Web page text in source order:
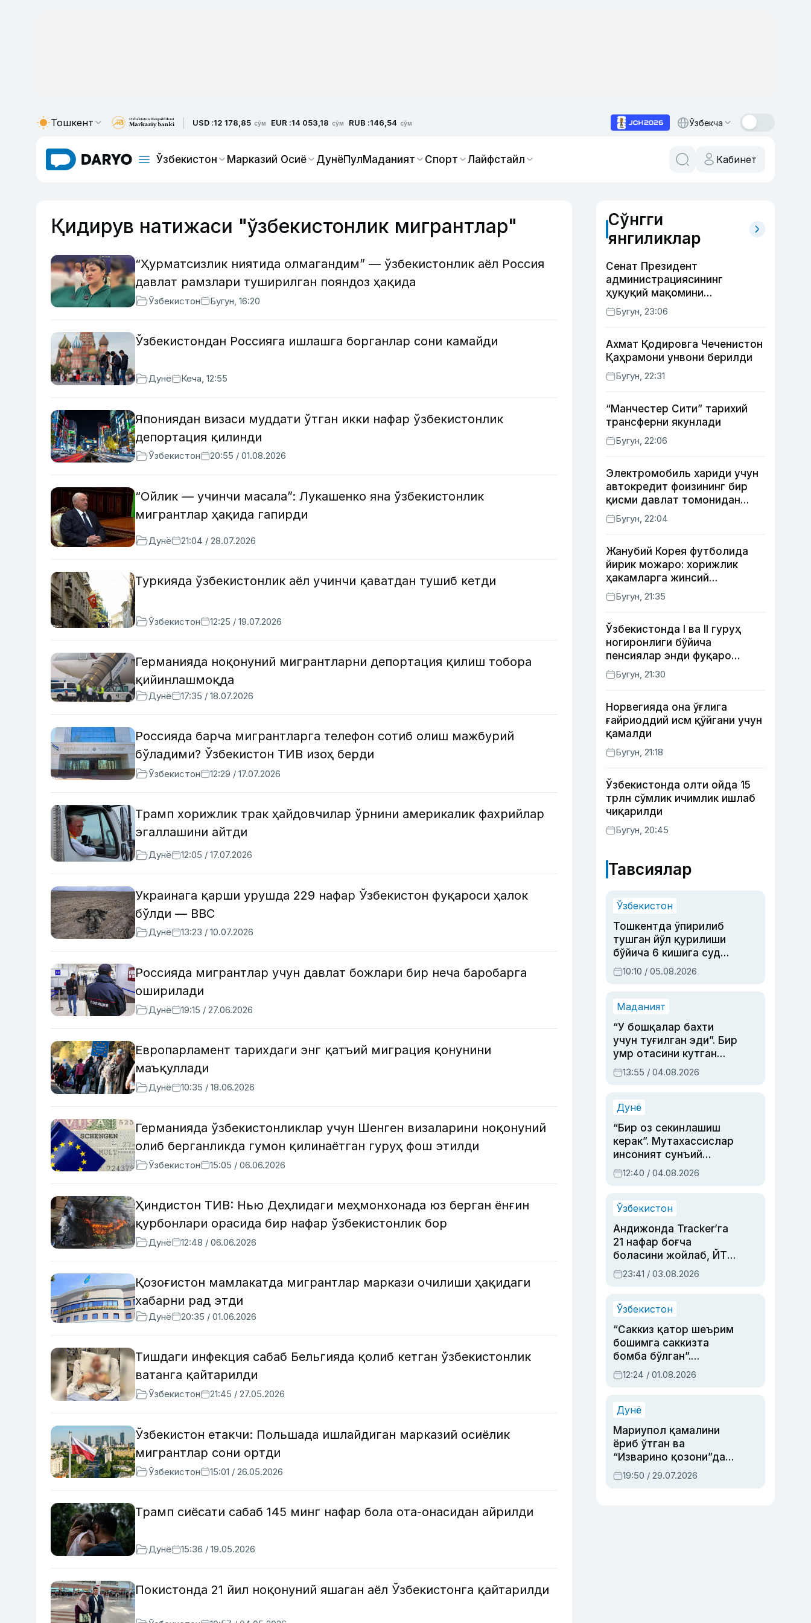
Тошкент USD :12 178,85 сўм EUR :14 053,18 сўм RUB :146,54 сўм Ўзбекча
Ўзбекистон Марказий Осиё ДунёПулМаданият Спорт Лайфстайл Кабинет
Қидирув натижаси "ўзбекистонлик мигрантлар"
“Ҳурматсизлик ниятида олмагандим” — ўзбекистонлик аёл Россия
давлат рамзлари туширилган пояндоз ҳақида
Ўзбекистон Бугун, 16:20
Ўзбекистондан Россияга ишлашга борганлар сони камайди
Дунё Кеча, 12:55
Япониядан визаси муддати ўтган икки нафар ўзбекистонлик
депортация қилинди
Ўзбекистон 20:55 / 01.08.2026
“Ойлик — учинчи масала”: Лукашенко яна ўзбекистонлик
мигрантлар ҳақида гапирди
Дунё 21:04 / 28.07.2026
Туркияда ўзбекистонлик аёл учинчи қаватдан тушиб кетди
Ўзбекистон 12:25 / 19.07.2026
Германияда ноқонуний мигрантларни депортация қилиш тобора
қийинлашмоқда
Дунё 17:35 / 18.07.2026
Россияда барча мигрантларга телефон сотиб олиш мажбурий
бўладими? Ўзбекистон ТИВ изоҳ берди
Ўзбекистон 12:29 / 17.07.2026
Трамп хорижлик трак ҳайдовчилар ўрнини америкалик фахрийлар
эгаллашини айтди
Дунё 12:05 / 17.07.2026
Украинага қарши урушда 229 нафар Ўзбекистон фуқароси ҳалок
бўлди — BBC
Дунё 13:23 / 10.07.2026
Россияда мигрантлар учун давлат божлари бир неча баробарга
оширилади
Дунё 19:15 / 27.06.2026
Европарламент тарихдаги энг қатъий миграция қонунини
маъқуллади
Дунё 10:35 / 18.06.2026
Германияда ўзбекистонликлар учун Шенген визаларини ноқонуний
олиб берганликда гумон қилинаётган гуруҳ фош этилди
Ўзбекистон 15:05 / 06.06.2026
Ҳиндистон ТИВ: Нью Деҳлидаги меҳмонхонада юз берган ёнғин
қурбонлари орасида бир нафар ўзбекистонлик бор
Дунё 12:48 / 06.06.2026
Қозоғистон мамлакатда мигрантлар маркази очилиши ҳақидаги
хабарни рад этди
Дунё 20:35 / 01.06.2026
Тишдаги инфекция сабаб Бельгияда қолиб кетган ўзбекистонлик
ватанга қайтарилди
Ўзбекистон 21:45 / 27.05.2026
Ўзбекистон етакчи: Польшада ишлайдиган марказий осиёлик
мигрантлар сони ортди
Ўзбекистон 15:01 / 26.05.2026
Трамп сиёсати сабаб 145 минг нафар бола ота-онасидан айрилди
Дунё 15:36 / 19.05.2026
Покистонда 21 йил ноқонуний яшаган аёл Ўзбекистонга қайтарилди
Сўнгги
янгиликлар
Сенат Президент
администрациясининг
ҳуқуқий мақомини
белгиловчи конституциявий
қонунни маъқуллади
Бугун, 23:06
Ахмат Қодировга Чеченистон
Қаҳрамони унвони берилди
Бугун, 22:31
“Манчестер Сити” тарихий
трансферни якунлади
Бугун, 22:06
Электромобиль хариди учун
автокредит фоизининг бир
қисми давлат томонидан
қоплаб берилиши мумкин
Бугун, 22:04
Жанубий Корея футболида
йирик можаро: хорижлик
ҳакамларга жинсий
хизматлар кўрсатилгани
маълум қилинди
Бугун, 21:35
Ўзбекистонда I ва II гуруҳ
ногиронлиги бўйича
пенсиялар энди фуқаро
мурожаатисиз тайинланиши
мумкин
Бугун, 21:30
Норвегияда она ўғлига
ғайриоддий исм қўйгани учун
қамалди
Бугун, 21:18
Ўзбекистонда олти ойда 15
трлн сўмлик ичимлик ишлаб
чиқарилди
Бугун, 20:45
Тавсиялар
Ўзбекистон
Тошкентда ўпирилиб
тушган йўл қурилиши
бўйича 6 кишига суд
ҳукми ўқилди
10:10 / 05.08.2026
Маданият
“У бошқалар бахти
учун туғилган эди”. Бир
умр отасини кутган
актриса ва дубльяж
устаси Римма
синовларга тўла ҳаёти
13:55 / 04.08.2026
Дунё
“Бир оз секинлашиш
керак”. Мутахассислар
инсоният сунъий
интеллектни бошқара
олмай қолишидан
12:40 / 04.08.2026
Ўзбекистон
Андижонда Tracker’га
21 нафар боғча
боласини жойлаб, ЙТҲ
содир этган аёлга суд
ҳукми ўқилди
23:41 / 03.08.2026
Ўзбекистон
“Саккиз қатор шеърим
бошимга саккизта
бомба бўлган”.
Абдулла Ориповни
сиёсий айбловлардан
12:24 / 01.08.2026
Дунё
Мариупол қамалини
ёриб ўтган ва
“Изварино қозони”дан
чиққан қаҳрамон —
Украина армияси бош
19:50 / 29.07.2026